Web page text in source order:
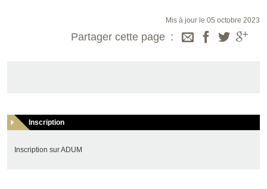
Mis à jour le 05 octobre 2023
Partager cette page
Inscription
Inscription sur ADUM